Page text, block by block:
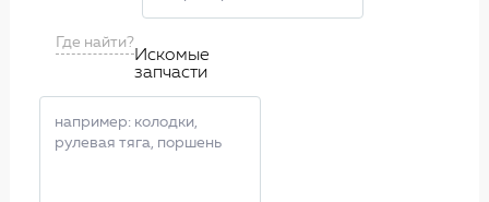
Где найти?
Искомые
запчасти